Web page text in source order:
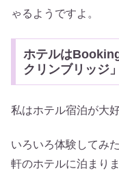
ゃるようですよ。
ホテルは
クリンブリッジ
私はホテル宿泊が大好
いろいろ体験してみ
軒のホテルに泊まりま